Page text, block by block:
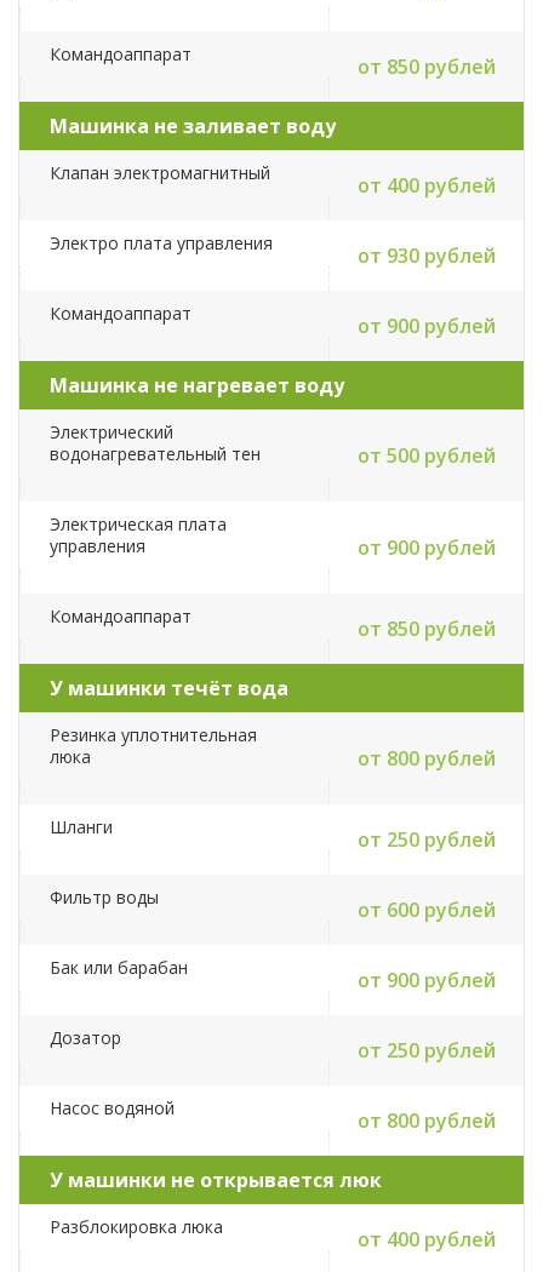
Командоаппарат от 850 рублей
Машинка не заливает воду
Клапан электромагнитный от 400 рублей
Электро плата управления от 930 рублей
Командоаппарат от 900 рублей
Машинка не нагревает воду
Электрический
водонагревательный тен
от 500 рублей
Электрическая плата
управления
от 900 рублей
Командоаппарат от 850 рублей
У машинки течёт вода
Резинка уплотнительная
люка
от 800 рублей
Шланги от 250 рублей
Фильтр воды от 600 рублей
Бак или барабан от 900 рублей
Дозатор от 250 рублей
Насос водяной от 800 рублей
У машинки не открывается люк
Разблокировка люка от 400 рублей